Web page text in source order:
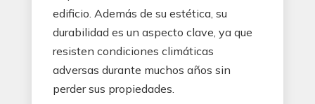
edificio. Además de su estética, su
durabilidad es un aspecto clave, ya que
resisten condiciones climáticas
adversas durante muchos años sin
perder sus propiedades.